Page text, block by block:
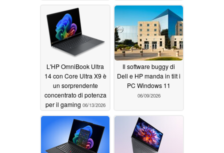
rispetto al modello
precedente 06/13/2026
06/13/2026
L'HP OmniBook Ultra
14 con Core Ultra X9 è
un sorprendente
concentrato di potenza
per il gaming 06/13/2026
Il software buggy di
Dell e HP manda in tilt i
PC Windows 11
06/09/2026